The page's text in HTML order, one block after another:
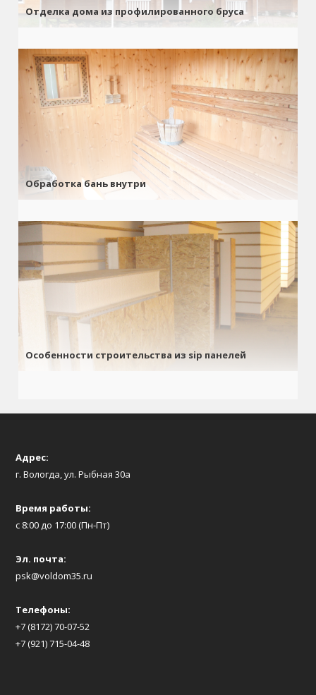
Отделка дома из профилированного бруса
Обработка бань внутри
Особенности строительства из sip панелей
Адрес:
г. Вологда, ул. Рыбная 30а
Время работы:
с 8:00 до 17:00 (Пн-Пт)
Эл. почта:
psk@voldom35.ru
Телефоны:
+7 (8172) 70-07-52
+7 (921) 715-04-48